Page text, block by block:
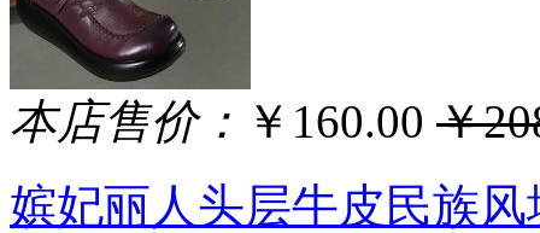
本店售价： ￥160.00 ￥
嫔妃丽人头层牛皮民族